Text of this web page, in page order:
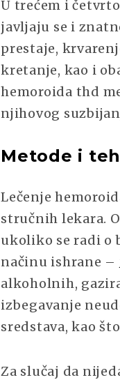
U trećem i
javljaju se i
prestaje,
kretanje, kao i
hemoroida thd
njihovog
Metode i
Lečenje
stručnih lekara.
ukoliko se radi o
načinu ishrane –
alkoholnih,
izbegavanje
sredstava, kao
Za slučaj da